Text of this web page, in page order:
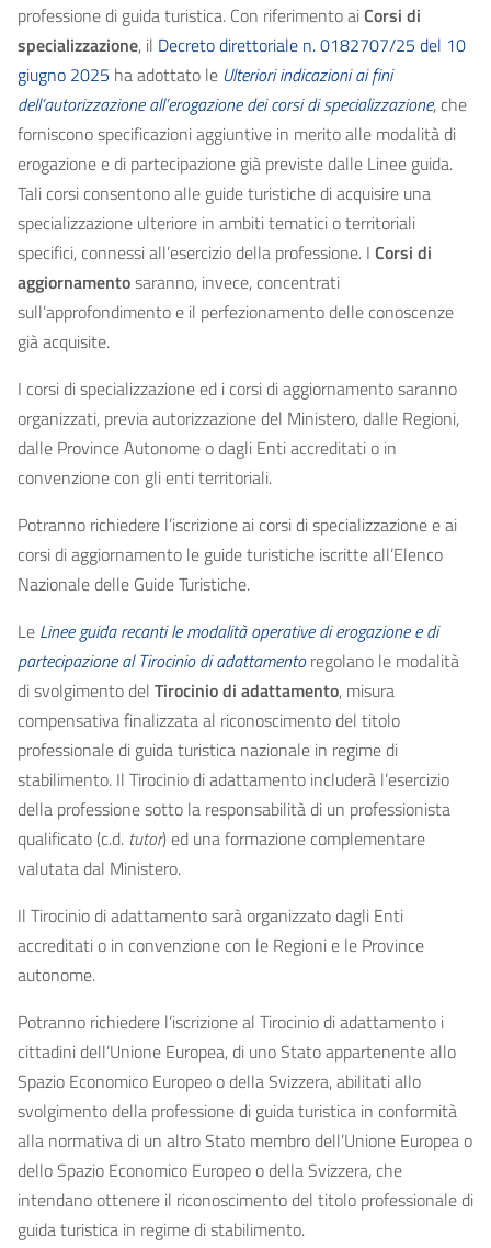
professione di guida turistica. Con riferimento aiCorsi di
specializzazione, il Decreto direttoriale n. 0182707/25 del 10
giugno 2025 ha adottato le Ulteriori indicazioni ai fini
dell’autorizzazione all’erogazione dei corsi di specializzazione, che
forniscono specificazioni aggiuntive in merito alle modalità di
erogazione e di partecipazione già previste dalle Linee guida.
Tali corsi consentono alle guide turistiche di acquisire una
specializzazione ulteriore in ambiti tematici o territoriali
specifici, connessi all’esercizio della professione. I Corsi di
aggiornamentosaranno, invece, concentrati
sull’approfondimento e il perfezionamento delle conoscenze
già acquisite.
I corsi di specializzazione ed i corsi di aggiornamento saranno
organizzati, previa autorizzazione del Ministero, dalle Regioni,
dalle Province Autonome o dagli Enti accreditati o in
convenzione con gli enti territoriali.
Potranno richiedere l’iscrizione ai corsi di specializzazione e ai
corsi di aggiornamento le guide turistiche iscritte all’Elenco
Nazionale delle Guide Turistiche.
Le Linee guida recanti le modalità operative di erogazione e di
partecipazione al Tirocinio di adattamentoregolano le modalità
di svolgimento del Tirocinio di adattamento, misura
compensativa finalizzata al riconoscimento del titolo
professionale di guida turistica nazionale in regime di
stabilimento. Il Tirocinio di adattamento includerà l’esercizio
della professione sotto la responsabilità di un professionista
qualificato (c.d. tutor) ed una formazione complementare
valutata dal Ministero.
Il Tirocinio di adattamento sarà organizzato dagli Enti
accreditati o in convenzione con le Regioni e le Province
autonome.
Potranno richiedere l’iscrizione al Tirocinio di adattamento i
cittadini dell’Unione Europea, di uno Stato appartenente allo
Spazio Economico Europeo o della Svizzera, abilitati allo
svolgimento della professione di guida turistica in conformità
alla normativa di un altro Stato membro dell’Unione Europea o
dello Spazio Economico Europeo o della Svizzera, che
intendano ottenere il riconoscimento del titolo professionale di
guida turistica in regime di stabilimento.